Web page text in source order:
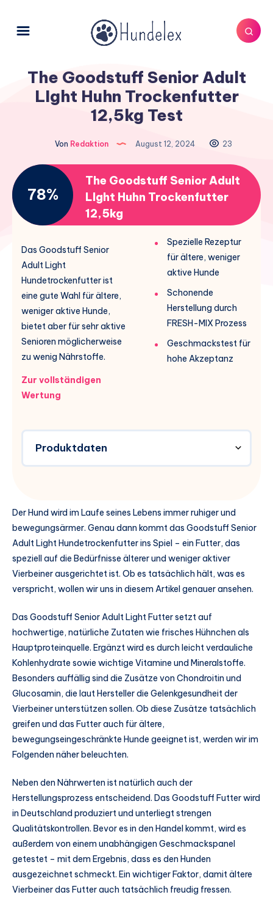
The Goodstuff Senior Adult
LIght Huhn Trockenfutter
12,5kg Test
Von Redaktion August 12, 2024 23
78%
The Goodstuff Senior Adult
LIght Huhn Trockenfutter
12,5kg
Das Goodstuff Senior
Adult Light
Hundetrockenfutter ist
eine gute Wahl für ältere,
weniger aktive Hunde,
bietet aber für sehr aktive
Senioren möglicherweise
zu wenig Nährstoffe.
Zur vollständigen
Wertung
Spezielle Rezeptur
für ältere, weniger
aktive Hunde
Schonende
Herstellung durch
FRESH-MIX Prozess
Geschmackstest für
hohe Akzeptanz
Produktdaten
Der Hund wird im Laufe seines Lebens immer ruhiger und
bewegungsärmer. Genau dann kommt das Goodstuff Senior
Adult Light Hundetrockenfutter ins Spiel – ein Futter, das
speziell auf die Bedürfnisse älterer und weniger aktiver
Vierbeiner ausgerichtet ist. Ob es tatsächlich hält, was es
verspricht, wollen wir uns in diesem Artikel genauer ansehen.
Das Goodstuff Senior Adult Light Futter setzt auf
hochwertige, natürliche Zutaten wie frisches Hühnchen als
Hauptproteinquelle. Ergänzt wird es durch leicht verdauliche
Kohlenhydrate sowie wichtige Vitamine und Mineralstoffe.
Besonders auffällig sind die Zusätze von Chondroitin und
Glucosamin, die laut Hersteller die Gelenkgesundheit der
Vierbeiner unterstützen sollen. Ob diese Zusätze tatsächlich
greifen und das Futter auch für ältere,
bewegungseingeschränkte Hunde geeignet ist, werden wir im
Folgenden näher beleuchten.
Neben den Nährwerten ist natürlich auch der
Herstellungsprozess entscheidend. Das Goodstuff Futter wird
in Deutschland produziert und unterliegt strengen
Qualitätskontrollen. Bevor es in den Handel kommt, wird es
außerdem von einem unabhängigen Geschmackspanel
getestet – mit dem Ergebnis, dass es den Hunden
ausgezeichnet schmeckt. Ein wichtiger Faktor, damit ältere
Vierbeiner das Futter auch tatsächlich freudig fressen.